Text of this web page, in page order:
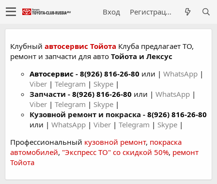
Вход Регистрация
Клубный автосервис Тойота Клуба предлагает ТО,
ремонт и запчасти для авто Тойота и Лексус
Автосервис - 8(926) 816-26-80 или | WhatsApp |
Viber | Telegram | Skype |
Запчасти - 8(926) 816-26-80 или | WhatsApp |
Viber | Telegram | Skype |
Кузовной ремонт и покраска - 8(926) 816-26-80
или | WhatsApp | Viber | Telegram | Skype |
Профессиональный кузовной ремонт, покраска
автомобилей, "Экспресс ТО" со скидкой 50%, ремонт
Тойота